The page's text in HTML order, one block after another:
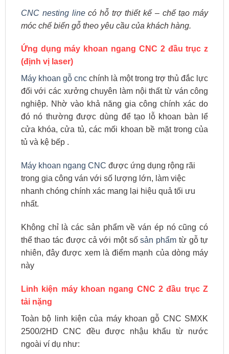
CNC nesting linecó hỗ trợ thiết kế – chế tạo máy
móc chế biến gỗ theo yêu cầu của khách hàng.
Ứng dụng máy khoan ngang CNC 2 đầu trục z
(định vị laser)
Máy khoan gỗ cncchính là một trong trợ thủ đắc lực
đối với các xưởng chuyên làm nội thất từ ván công
nghiệp. Nhờ vào khả năng gia công chính xác do
đó nó thường được dùng để tạo lỗ khoan bàn lể
cửa khóa, cửa tủ, các mối khoan bề mặt trong của
tủ và kệ bếp .
Máy khoan ngang CNC được ứng dụng rộng rãi
trong gia công ván với số lượng lớn, làm việc
nhanh chóng chính xác mang lại hiệu quả tối ưu
nhất.
Không chỉ là các sản phẩm về ván ép nó cũng có
thể thao tác được cả với một sốsản phẩm từ gỗ tự
nhiên, đây được xem là điểm mạnh của dòng máy
này
Linh kiện máy khoan ngang CNC 2 đầu trục Z
tải nặng
Toàn bộ linh kiện của máy khoan gỗ CNC SMXK
2500/2HD CNC đều được nhậu khẩu từ nước
ngoài ví dụ như: